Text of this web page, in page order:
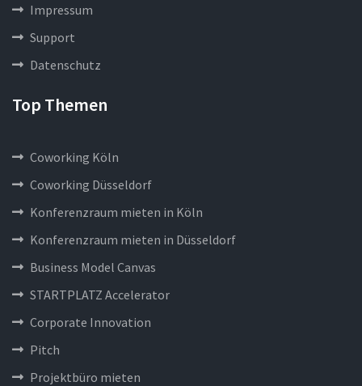
Impressum
Support
Datenschutz
Top Themen
Coworking Köln
Coworking Düsseldorf
Konferenzraum mieten in Köln
Konferenzraum mieten in Düsseldorf
Business Model Canvas
STARTPLATZ Accelerator
Corporate Innovation
Pitch
Projektbüro mieten